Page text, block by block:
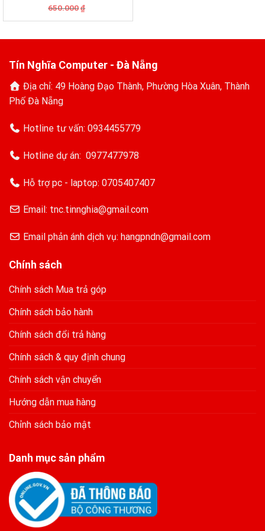
650.000 ₫
là:
tại
530.000₫.
Tín Nghĩa Computer - Đà Nẵng
Địa chỉ: 49 Hoàng Đạo Thành, Phường Hòa Xuân, Thành
Phố Đà Nẵng
Hotline tư vấn: 0934455779
Hotline dự án: 0977477978
Hỗ trợ pc - laptop: 0705407407
Email: tnc.tinnghia@gmail.com
Email phản ánh dịch vụ: hangpndn@gmail.com
Chính sách
Chính sách Mua trả góp
Chính sách bảo hành
Chính sách đổi trả hàng
Chính sách & quy định chung
Chính sách vận chuyển
Hướng dẫn mua hàng
Chỉnh sách bảo mật
Danh mục sản phẩm